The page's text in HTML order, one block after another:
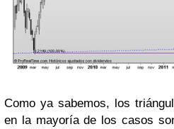
Como ya sabemos, los
en la mayoría de los casos